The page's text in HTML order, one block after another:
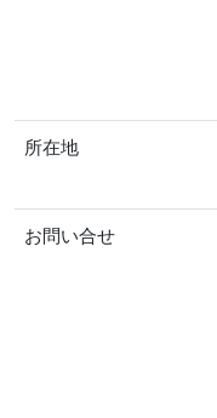
所在地
お問い合せ